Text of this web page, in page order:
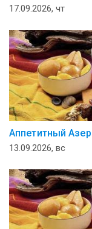
17.09.2026, чт
Аппетитный
13.09.2026, вс